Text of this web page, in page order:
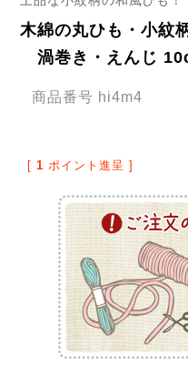
木綿の丸ひも・小紋
渦巻き・えんじ
商品番号 hi4m4
[ 1 ポイント進呈 ]